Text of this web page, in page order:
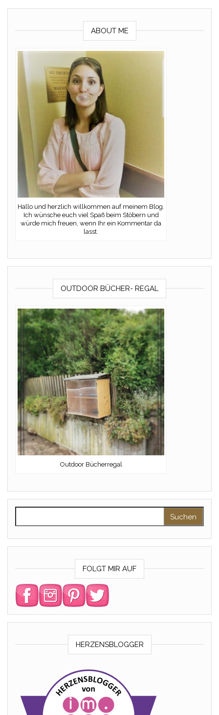
ABOUT ME
Hallo und herzlich willkommen auf meinem Blog.
Ich wünsche euch viel Spaß beim Stöbern und
würde mich freuen, wenn Ihr ein Kommentar da
lasst.
OUTDOOR BÜCHER- REGAL
Outdoor Bücherregal
FOLGT MIR AUF
HERZENSBLOGGER